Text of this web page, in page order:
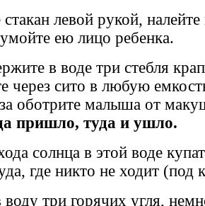
левой рукой,
ею лицо ребенка.
в воде три стебля
через сито в любую
оботрите малыша от
пришло, туда и ушло.
солнца в этой воде
где никто не ходит (под
три горячих угля,